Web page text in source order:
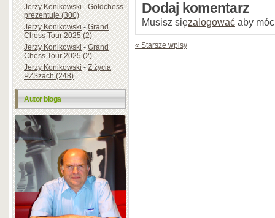
Jerzy Konikowski-Goldchess
prezentuje (300)
Jerzy Konikowski-Grand
Chess Tour 2025 (2)
Jerzy Konikowski-Grand
Chess Tour 2025 (2)
Jerzy Konikowski-Z życia
PZSzach (248)
Autor bloga
Dodaj komentarz
Musisz sięzalogować aby
« Starsze wpisy